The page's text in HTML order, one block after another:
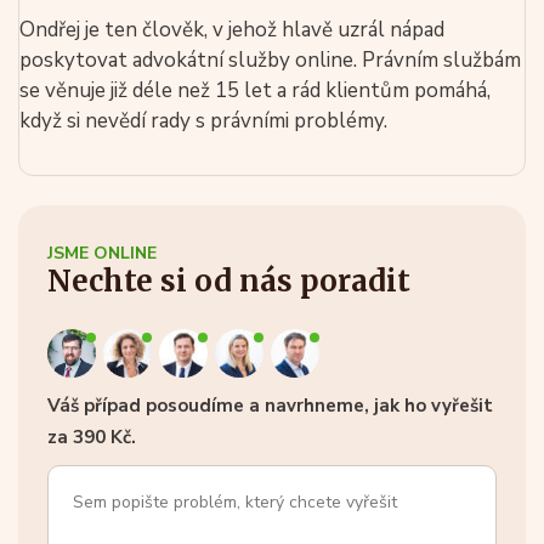
Ondřej je ten člověk, v jehož hlavě uzrál nápad
poskytovat advokátní služby online. Právním službám
se věnuje již déle než 15 let a rád klientům pomáhá,
když si nevědí rady s právními problémy.
JSME ONLINE
Nechte si od nás poradit
Váš případ posoudíme a navrhneme, jak ho vyřešit
za 390 Kč.